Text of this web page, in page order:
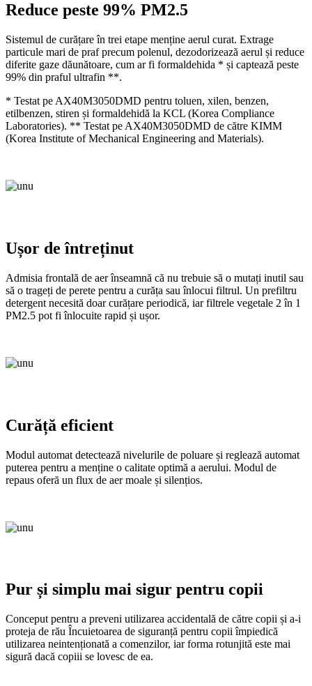
Reduce peste 99% PM2.5
Sistemul de curățare în trei etape menține aerul curat. Extrage
particule mari de praf precum polenul, dezodorizează aerul și reduce
diferite gaze dăunătoare, cum ar fi formaldehida * și captează peste
99% din praful ultrafin **.
* Testat pe AX40M3050DMD pentru toluen, xilen, benzen,
etilbenzen, stiren și formaldehidă la KCL (Korea Compliance
Laboratories). ** Testat pe AX40M3050DMD de către KIMM
(Korea Institute of Mechanical Engineering and Materials).
Ușor de întreținut
Admisia frontală de aer înseamnă că nu trebuie să o mutați inutil sau
să o trageți de perete pentru a curăța sau înlocui filtrul. Un prefiltru
detergent necesită doar curățare periodică, iar filtrele vegetale 2 în 1
PM2.5 pot fi înlocuite rapid și ușor.
Curăță eficient
Modul automat detectează nivelurile de poluare și reglează automat
puterea pentru a menține o calitate optimă a aerului. Modul de
repaus oferă un flux de aer moale și silențios.
Pur și simplu mai sigur pentru copii
Conceput pentru a preveni utilizarea accidentală de către copii și a-i
proteja de rău Încuietoarea de siguranță pentru copii împiedică
utilizarea neintenționată a comenzilor, iar forma rotunjită este mai
sigură dacă copiii se lovesc de ea.